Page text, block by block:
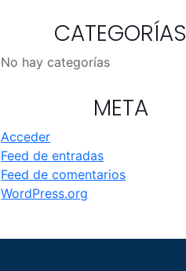
CATEGORÍAS
No hay categorías
META
Acceder
Feed de entradas
Feed de comentarios
WordPress.org